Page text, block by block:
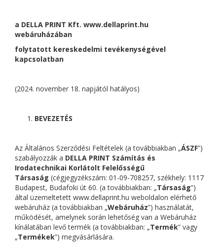
a DELLA PRINT Kft. www.dellaprint.hu
webáruházában
folytatott kereskedelmi tevékenységével
kapcsolatban
(2024. november 18. napjától hatályos)
BEVEZETÉS
Az Általános Szerződési Feltételek (a továbbiakban „ÁSZF”)
szabályozzák a DELLA PRINT Számítás és
Irodatechnikai Korlátolt Felelősségű
Társaság (cégjegyzékszám: 01-09-708257, székhely: 1117
Budapest, Budafoki út 60. (a továbbiakban: „Társaság”)
által üzemeltetett www.dellaprint.hu weboldalon elérhető
webáruház (a továbbiakban „Webáruház”) használatát,
működését, amelynek során lehetőség van a Webáruház
kínálatában levő termék (a továbbiakban: „Termék” vagy
„Termékek”) megvásárlására.